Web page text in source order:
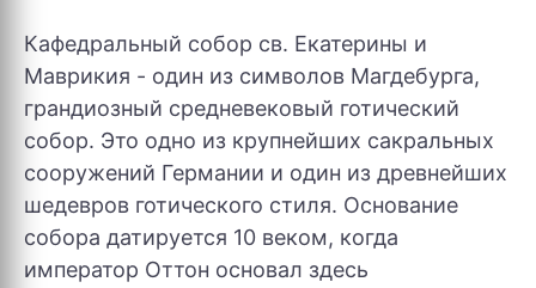
Кафедральный собор св. Екатерины и
Маврикия - один из символов Магдебурга,
грандиозный средневековый готический
собор. Это одно из крупнейших сакральных
сооружений Германии и один из древнейших
шедевров готического стиля. Основание
собора датируется 10 веком, когда
император Оттон основал здесь